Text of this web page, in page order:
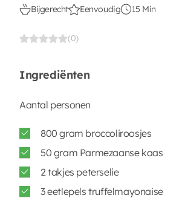
Bijgerecht Eenvoudig 15 Min
(0)
Ingrediënten
Aantal personen
800 gram broccoliroosjes
50 gram Parmezaanse kaas
2 takjes peterselie
3 eetlepels truffelmayonaise